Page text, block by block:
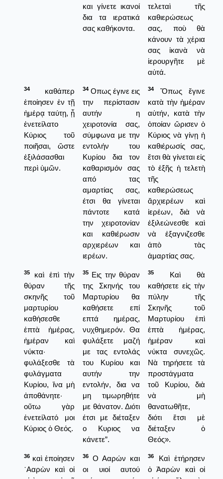
και γίνετε ικανοί
δια τα ιερατικά
σας καθήκοντα.
τελεταὶ τῆς
καθιερώσεως
σας, ποὺ θὰ
κάνουν τὰ χέρια
σας ἱκανὰ νὰ
ἱερουργῆτε μὲ
αὐτά.
34
καθάπερ
ἐποίησεν ἐν τῇ
ἡμέρᾳ ταύτῃ, ᾗ
ἐνετείλατο
Κύριος τοῦ
ποιῆσαι, ὥστε
ἐξιλάσασθαι
περὶ ὑμῶν.
34 Οπως έγινε εις
την περίστασιν
αυτήν η
χειροτονία σας,
σύμφωνα με την
εντολήν του
Κυρίου δια τον
καθαρισμόν σας
από τας
αμαρτίας σας,
έτσι θα γίνεται
πάντοτε κατά
την χειροτονίαν
και καθιέρωσιν
αρχιερέων και
ιερέων.
34
Ὅπως ἔγινε
κατὰ τὴν ἡμέραν
αὐτήν, κατὰ τὴν
ὁποίαν ὥρισεν ὁ
Κύριος νὰ γίνῃ ἡ
καθιέρωσίς σας,
ἔτσι θὰ γίνεται εἰς
τὸ ἑξῆς ἡ τελετὴ
τῆς
καθιερώσεως
ἄρχιερέων καὶ
ἱερέων, διὰ νὰ
ἐξιλεώνεσθε καὶ
νὰ ἑξαγνιζεσθε
ἀπὸ τὰς
ἁμαρτίας σας.
35
καὶ ἐπὶ τὴν
θύραν τῆς
σκηνῆς τοῦ
μαρτυρίου
καθήσεσθε
ἑπτὰ ἡμέρας,
ἡμέραν καὶ
νύκτα·
φυλάξεσθε τὰ
φυλάγματα
Κυρίου, ἵνα μὴ
ἀποθάνητε·
οὕτω γὰρ
ἐνετείλατό μοι
Κύριος ὁ Θεός.
35 Εις την θύραν
της Σκηνής του
Μαρτυρίου θα
καθήσετε επί
επτά ημέρας,
νυχθημερόν. Θα
φυλάξετε μαζή
με τας εντολάς
του Κυρίου και
αυτήν την
εντολήν, δια να
μη τιμωρηθήτε
με θάνατον. Διότι
έτσι με διέταξεν
ο Κυριος να
κάνετε”.
35
Καὶ θὰ
καθήσετε εἰς τὴν
πύλην τῆς
Σκηνῆς τοῦ
Μαρτυρίου ἐπὶ
ἑπτὰ ἡμέρας,
ἡμέραν καὶ
νύκτα συνεχῶς.
Νὰ τηρήσετε τὰ
προστάγματα
τοῦ Κυρίου, διὰ
νὰ μὴ
θανατωθῆτε,
διότι ἔτσι μὲ
διέταξεν ὁ
Θεός».
36 καὶ ἐποίησεν
᾿Ααρὼν καὶ οἱ
36
Ο Ααρών και
οι υιοί αυτού
36
Καὶ ἐτήρησεν
ὁ Ἀαρὼν καὶ οἱ